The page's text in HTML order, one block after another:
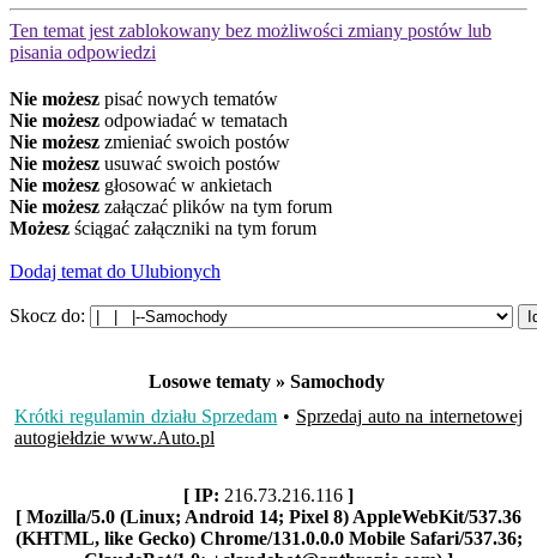
Ten temat jest zablokowany bez możliwości zmiany postów lub
pisania odpowiedzi
Nie możesz pisać nowych tematów
Nie możesz odpowiadać w tematach
Nie możesz zmieniać swoich postów
Nie możesz usuwać swoich postów
Nie możesz głosować w ankietach
Nie możesz załączać plików na tym forum
Możesz ściągać załączniki na tym forum
Dodaj temat do Ulubionych
Skocz do:
Losowe tematy » Samochody
Krótki regulamin działu Sprzedam • Sprzedaj auto na internetowej
autogiełdzie www.Auto.pl
[ IP: 216.73.216.116 ]
[ Mozilla/5.0 (Linux; Android 14; Pixel 8) AppleWebKit/537.36
(KHTML, like Gecko) Chrome/131.0.0.0 Mobile Safari/537.36;